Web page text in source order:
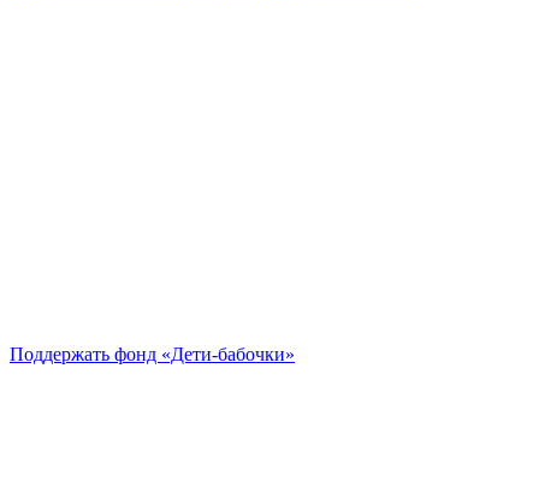
Поддержать фонд «Дети-бабочки»